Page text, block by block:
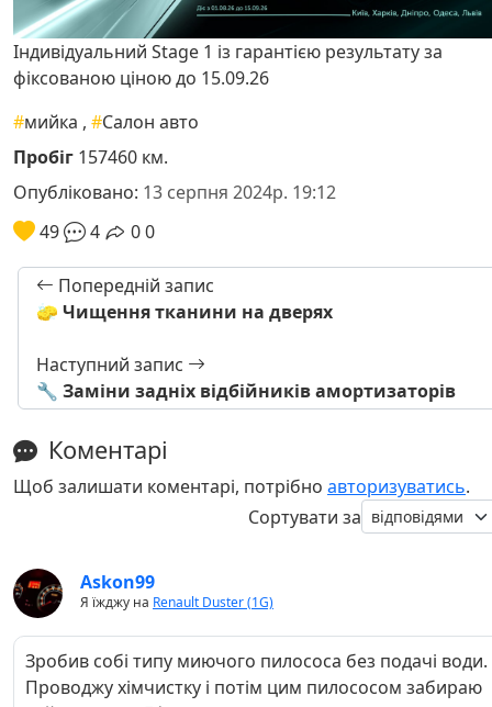
Індивідуальний Stage 1 із гарантією результату за
фіксованою ціною до 15.09.26
#мийка , #Салон авто
Пробіг 157460 км.
Опубліковано: 13 серпня 2024р. 19:12
49
4 00
Попередній запис
🧽 Чищення тканини на дверях
Наступний запис
🔧 Заміни задніх відбійників амортизаторів
Коментарі
Щоб залишати коментарі, потрібно авторизуватись.
Сортувати за
Askon99
Я їжджу на Renault Duster (1G)
Зробив собі типу миючого пилососа без подачі води.
Проводжу хімчистку і потім цим пилососом забираю